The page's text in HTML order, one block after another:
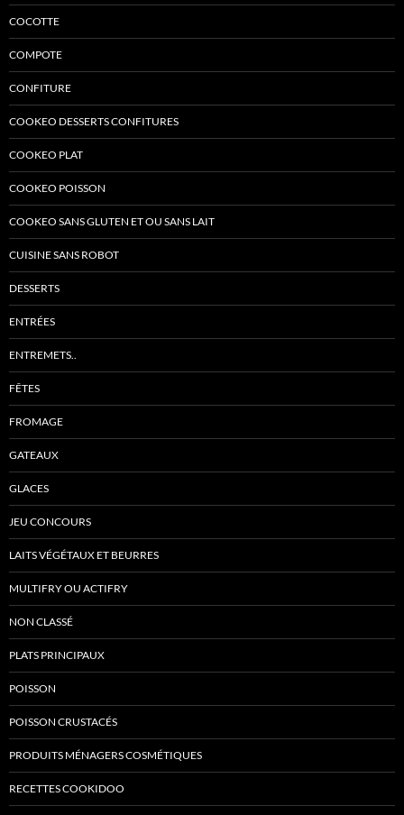
COCOTTE
COMPOTE
CONFITURE
COOKEO DESSERTS CONFITURES
COOKEO PLAT
COOKEO POISSON
COOKEO SANS GLUTEN ET OU SANS LAIT
CUISINE SANS ROBOT
DESSERTS
ENTRÉES
ENTREMETS..
FÊTES
FROMAGE
GATEAUX
GLACES
JEU CONCOURS
LAITS VÉGÉTAUX ET BEURRES
MULTIFRY OU ACTIFRY
NON CLASSÉ
PLATS PRINCIPAUX
POISSON
POISSON CRUSTACÉS
PRODUITS MÉNAGERS COSMÉTIQUES
RECETTES COOKIDOO